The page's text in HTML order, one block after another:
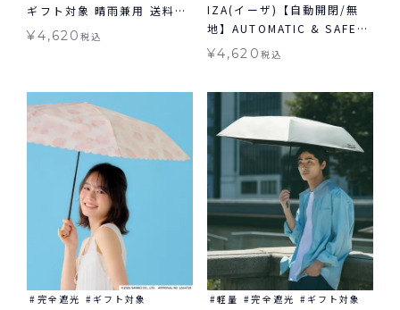
ギフト対象 晴雨兼用 送料無
料 Wpc.
¥4,620税込
IZA(イーザ)【自動開閉/無
地】AUTOMATIC & SAFE
オートマティック＆セーフ
¥4,620 税込
完全遮光 ギフト対象 軽量 完全遮光 ギフト対象